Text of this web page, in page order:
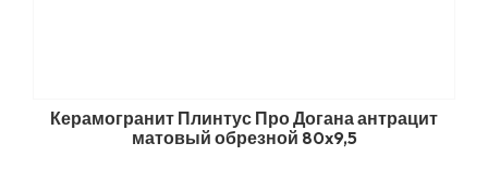
Керамогранит Плинтус Про Догана антрацит
матовый обрезной 80x9,5